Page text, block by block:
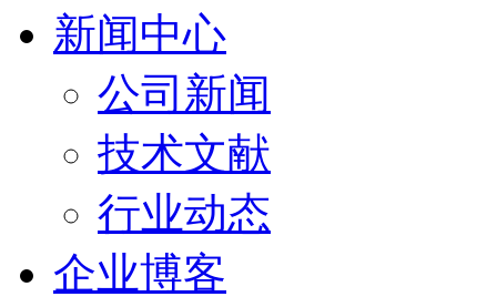
新闻中心
公司新闻
技术文献
行业动态
企业博客